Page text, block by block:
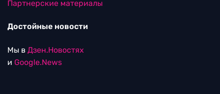
Партнерские материалы
Достойные новости
Мы в Дзен.Новостях
и Google.News